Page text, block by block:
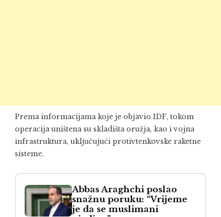
Prema informacijama koje je objavio IDF, tokom
operacija uništena su skladišta oružja, kao i vojna
infrastruktura, uključujući protivtenkovske raketne
sisteme.
Abbas Araghchi poslao
snažnu poruku: “Vrijeme
je da se muslimani